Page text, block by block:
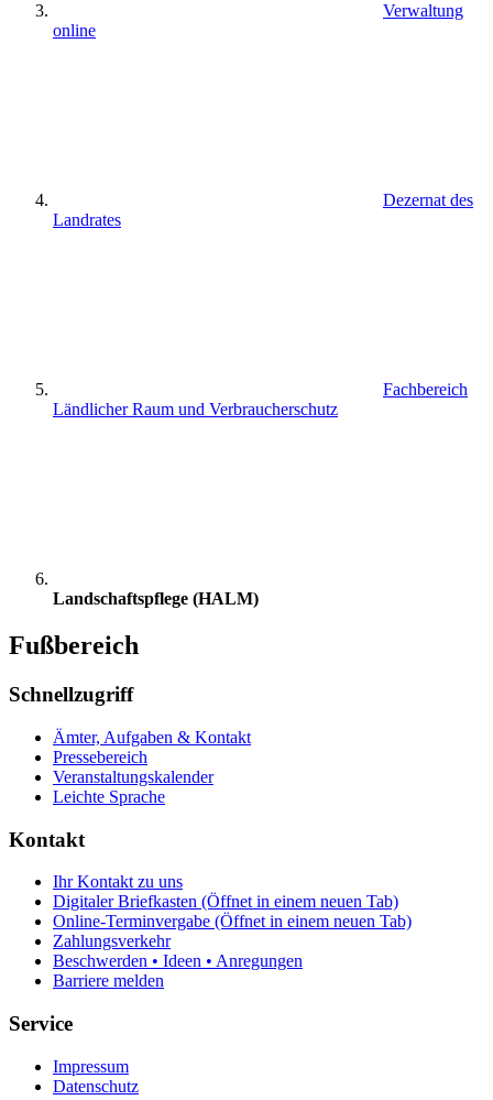
Verwaltung
online
Dezernat des
Landrates
Fachbereich
Ländlicher Raum und Verbraucherschutz
Landschaftspflege (HALM)
Fußbereich
Schnellzugriff
Ämter, Aufgaben & Kontakt
Pressebereich
Veranstaltungskalender
Leichte Sprache
Kontakt
Ihr Kontakt zu uns
Digitaler Briefkasten (Öffnet in einem neuen Tab)
Online-Terminvergabe (Öffnet in einem neuen Tab)
Zahlungsverkehr
Beschwerden • Ideen • Anregungen
Barriere melden
Service
Impressum
Datenschutz